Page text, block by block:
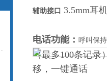
辅助接口 3.5mm耳
电话功能： 呼叫保
（最多100条记录
移，一键通话